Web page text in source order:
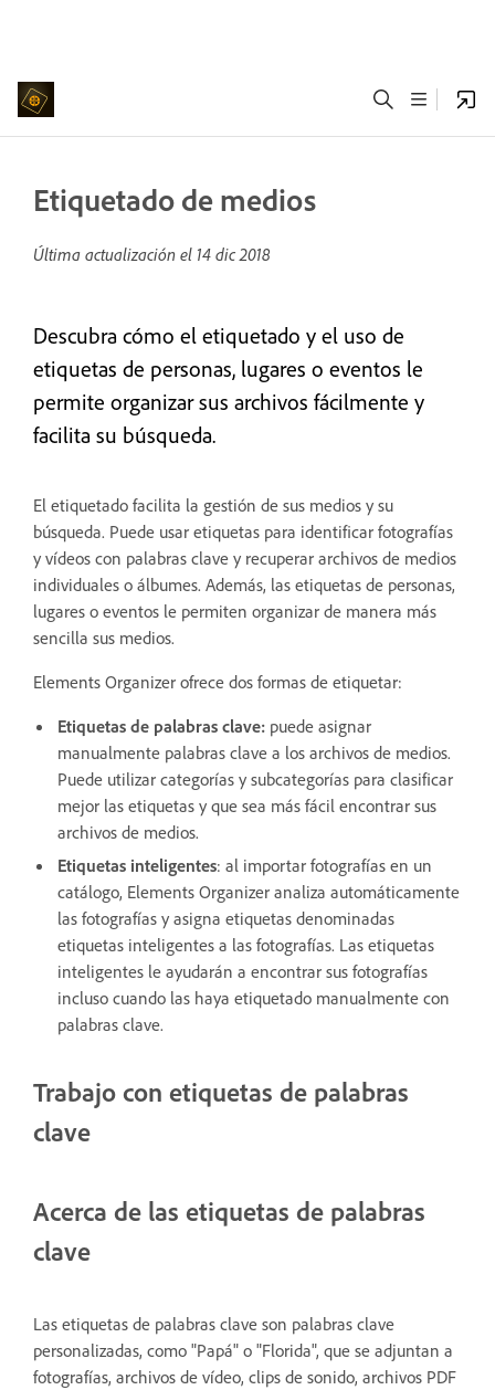
Etiquetado de medios
Última actualización el 14 dic 2018
Descubra cómo el etiquetado y el uso de
etiquetas de personas, lugares o eventos le
permite organizar sus archivos fácilmente y
facilita su búsqueda.
El etiquetado facilita la gestión de sus medios y su
búsqueda. Puede usar etiquetas para identificar fotografías
y vídeos con palabras clave y recuperar archivos de medios
individuales o álbumes. Además, las etiquetas de personas,
lugares o eventos le permiten organizar de manera más
sencilla sus medios.
Elements Organizer ofrece dos formas de etiquetar:
Etiquetas de palabras clave: puede asignar
manualmente palabras clave a los archivos de medios.
Puede utilizar categorías y subcategorías para clasificar
mejor las etiquetas y que sea más fácil encontrar sus
archivos de medios.
Etiquetas inteligentes: al importar fotografías en un
catálogo, Elements Organizer analiza automáticamente
las fotografías y asigna etiquetas denominadas
etiquetas inteligentes a las fotografías. Las etiquetas
inteligentes le ayudarán a encontrar sus fotografías
incluso cuando las haya etiquetado manualmente con
palabras clave.
Trabajo con etiquetas de palabras
clave
Acerca de las etiquetas de palabras
clave
Las etiquetas de palabras clave son palabras clave
personalizadas, como "Papá" o "Florida", que se adjuntan a
fotografías, archivos de vídeo, clips de sonido, archivos PDF